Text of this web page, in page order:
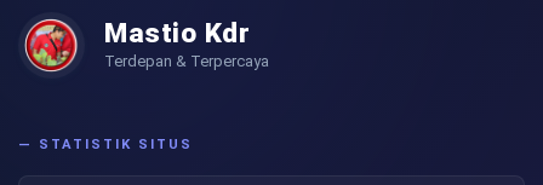
Mastio Kdr
Terdepan & Terpercaya
— STATISTIK SITUS